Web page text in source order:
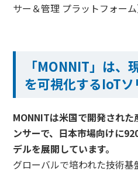
サー＆管理 プラットフォーム
「MONNIT」は、
を可視化するIoT
MONNITは米国で開発され
ンサーで、日本市場向けに
デルを展開しています。
グローバルで培われた技術